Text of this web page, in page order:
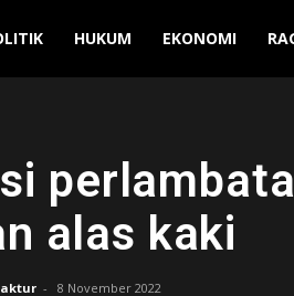
HUKUM EKONOMI
alas kaki
- 8 November 2022